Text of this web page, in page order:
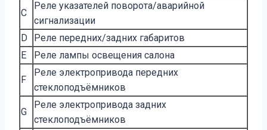
C
Реле указателей поворота/аварийной
сигнализации
D
Реле передних/задних габаритов
E
Реле лампы освещения салона
F
Реле электропривода передних
стеклоподъёмников
G
Реле электропривода задних
стеклоподъёмников